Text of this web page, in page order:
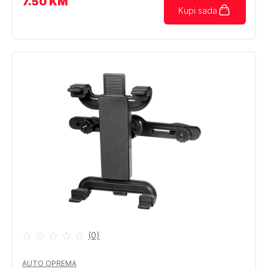
Kupi sada
(0)
AUTO OPREMA